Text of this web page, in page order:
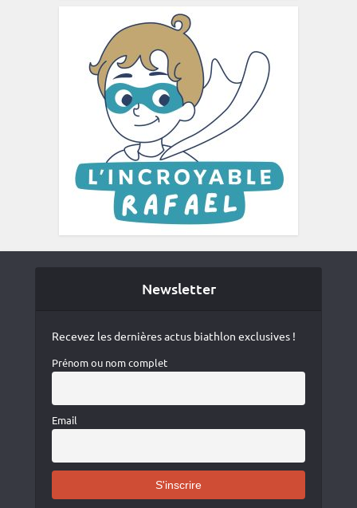
Newsletter
Recevez les dernières actus biathlon exclusives !
Prénom ou nom complet
Email